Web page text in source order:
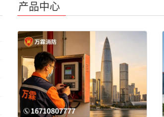
产品中心